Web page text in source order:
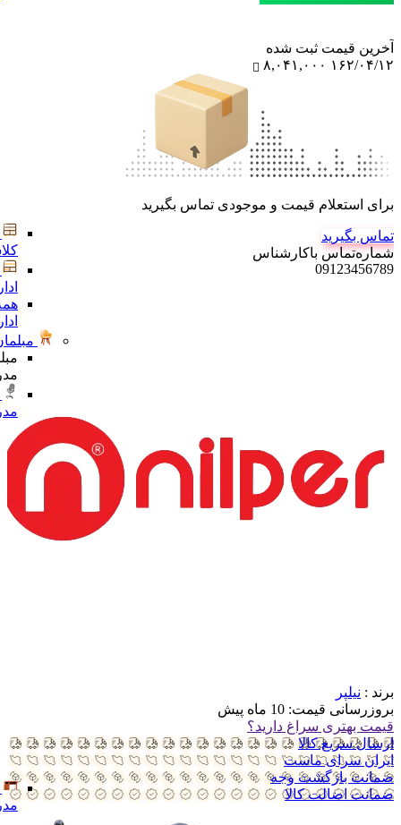
آخرین‌ قیمت ثبت‌ شده
۱۶۲/۰۴/۱۲ ۸,۰۴۱,۰۰۰
برای استعلام قیمت و موجودی تماس بگیرید
تماس بگیرید
شماره‌تماس‌ با‌کارشناس
09123456789
برند : نیلپر
بروزرسانی قیمت: 10 ماه پیش
قیمت بهتری سراغ دارید؟
ارسال سریع کالا
ایران سرای ماست
ضمانت بازگشت وجه
ضمانت اضالت کالا